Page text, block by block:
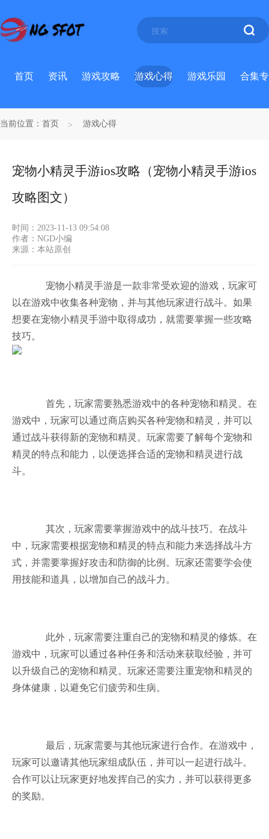
首页 资讯 游戏攻略 游戏心得 游戏乐园 合集
当前位置： 首页 游戏心得
宠物小精灵手游ios攻略（宠物小精灵手游ios
攻略图文）
时间：2023-11-13 09:54:08
作者：NGD小编
来源：本站原创
宠物小精灵手游是一款非常受欢迎的游戏，玩家可
以在游戏中收集各种宠物，并与其他玩家进行战斗。如果
想要在宠物小精灵手游中取得成功，就需要掌握一些攻略
技巧。
首先，玩家需要熟悉游戏中的各种宠物和精灵。在
游戏中，玩家可以通过商店购买各种宠物和精灵，并可以
通过战斗获得新的宠物和精灵。玩家需要了解每个宠物和
精灵的特点和能力，以便选择合适的宠物和精灵进行战
斗。
其次，玩家需要掌握游戏中的战斗技巧。在战斗
中，玩家需要根据宠物和精灵的特点和能力来选择战斗方
式，并需要掌握好攻击和防御的比例。玩家还需要学会使
用技能和道具，以增加自己的战斗力。
此外，玩家需要注重自己的宠物和精灵的修炼。在
游戏中，玩家可以通过各种任务和活动来获取经验，并可
以升级自己的宠物和精灵。玩家还需要注重宠物和精灵的
身体健康，以避免它们疲劳和生病。
最后，玩家需要与其他玩家进行合作。在游戏中，
玩家可以邀请其他玩家组成队伍，并可以一起进行战斗。
合作可以让玩家更好地发挥自己的实力，并可以获得更多
的奖励。